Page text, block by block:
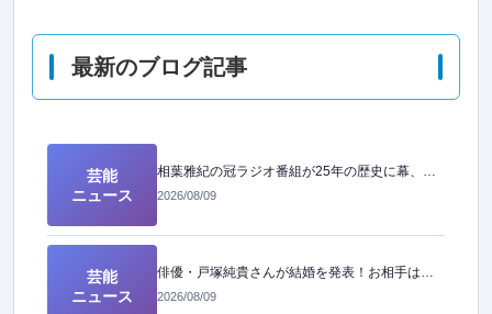
最新のブログ記事
芸能
ニュース
相葉雅紀の冠ラジオ番組が25年の歴史に幕、愛された長寿番組が終了へ
2026/08/09
芸能
ニュース
俳優・戸塚純貴さんが結婚を発表！お相手は年下の一般女性
2026/08/09